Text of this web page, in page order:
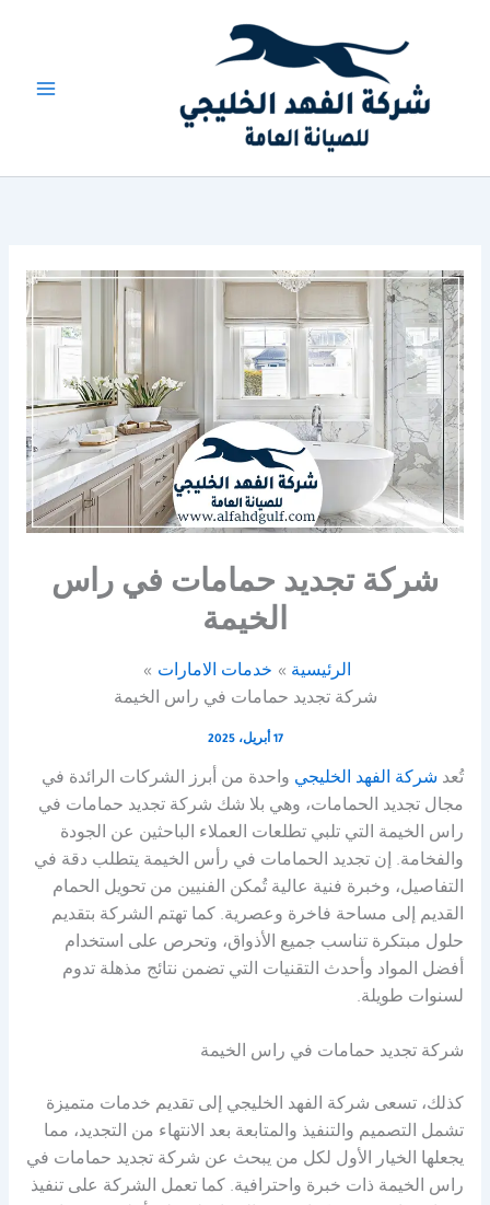
شركة تجديد حمامات في راس
الخيمة
الرئيسية
خدمات الامارات
شركة تجديد حمامات في راس الخيمة
17 أبريل، 2025
تُعد شركة الفهد الخليجي واحدة من أبرز الشركات الرائدة في
مجال تجديد الحمامات، وهي بلا شك شركة تجديد حمامات في
راس الخيمة التي تلبي تطلعات العملاء الباحثين عن الجودة
والفخامة. إن تجديد الحمامات في رأس الخيمة يتطلب دقة في
التفاصيل، وخبرة فنية عالية تُمكن الفنيين من تحويل الحمام
القديم إلى مساحة فاخرة وعصرية. كما تهتم الشركة بتقديم
حلول مبتكرة تناسب جميع الأذواق، وتحرص على استخدام
أفضل المواد وأحدث التقنيات التي تضمن نتائج مذهلة تدوم
لسنوات طويلة.
شركة تجديد حمامات في راس الخيمة
كذلك، تسعى شركة الفهد الخليجي إلى تقديم خدمات متميزة
تشمل التصميم والتنفيذ والمتابعة بعد الانتهاء من التجديد، مما
يجعلها الخيار الأول لكل من يبحث عن شركة تجديد حمامات في
راس الخيمة ذات خبرة واحترافية. كما تعمل الشركة على تنفيذ